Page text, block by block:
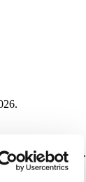
skaber sammen.